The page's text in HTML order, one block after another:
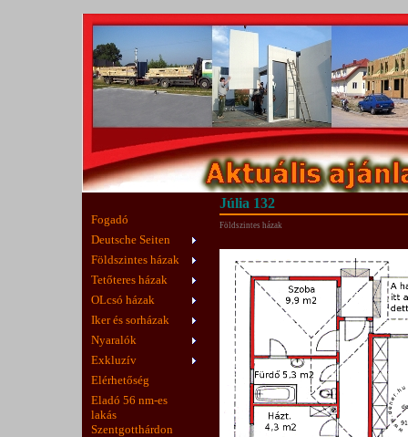
Fogadó
Deutsche Seiten
Földszintes házak
Tetőteres házak
OLcsó házak
Iker és sorházak
Nyaralók
Exkluzív
Elérhetőség
Eladó 56 nm-es
lakás
Szentgotthárdon
Júlia 132
Földszintes házak